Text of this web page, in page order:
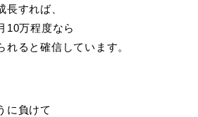
長すれば、
10万程度なら
れると確信しています。
に負けて